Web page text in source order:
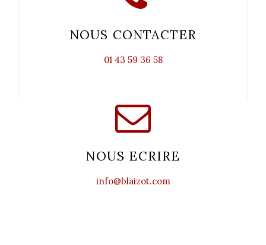
NOUS CONTACTER
01 43 59 36 58
NOUS ECRIRE
info@blaizot.com